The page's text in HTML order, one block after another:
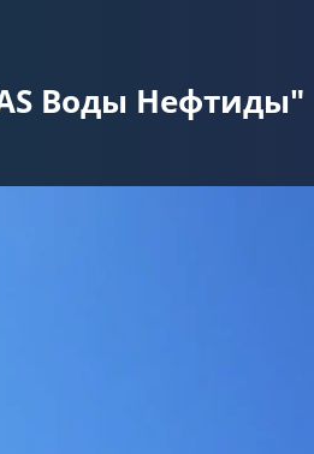
Воды Нефтиды"